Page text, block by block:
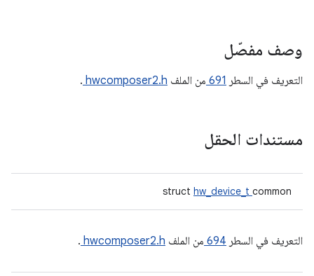
وصف مفصّل
التعريف في السطر 691 من الملف hwcomposer2.h
.
مستندات الحقل
struct hw_device_t common
التعريف في السطر 694 من الملف hwcomposer2.h
.